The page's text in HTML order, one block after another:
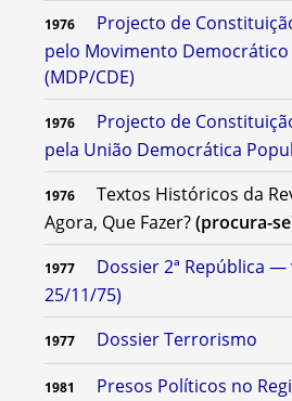
1976
Projecto de
pelo Movimento
(MDP/CDE)
1976
Projecto de
pela União Democrática
1976
Textos Históricos da
Agora, Que Fazer?(procura-
1977
Dossier 2ª República —
25/11/75)
1977 Dossier Terrorismo
1981
Presos Políticos no